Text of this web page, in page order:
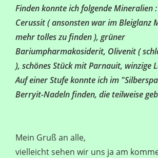
Finden konnte ich folgende Mineralien
Cerussit ( ansonsten war im Bleiglanz
mehr tolles zu finden ), grüner
Bariumpharmakosiderit, Olivenit (
), schönes Stück mit Parnauit, winzige
Auf einer Stufe konnte ich im
Berryit-Nadeln finden, die teilweise
Mein Gruß an alle,
vielleicht sehen wir uns ja am